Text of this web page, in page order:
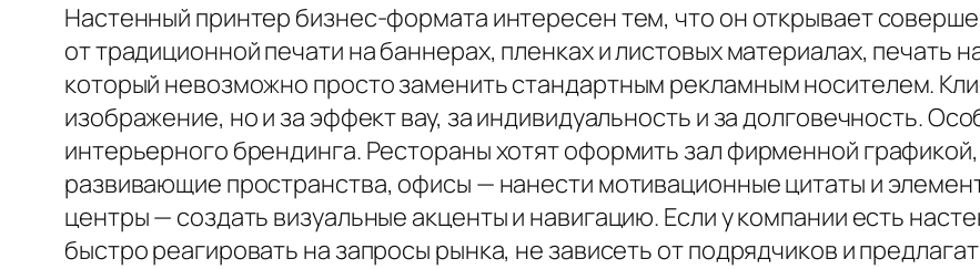
Настенный принтер бизнес-формата интересен тем, что он открывает
от традиционной печати на баннерах, пленках и листовых материалах, печать
который невозможно просто заменить стандартным рекламным носителем.
изображение, но и за эффект вау, за индивидуальность и за долговечность.
интерьерного брендинга. Рестораны хотят оформить зал фирменной
развивающие пространства, офисы — нанести мотивационные цитаты и
центры — создать визуальные акценты и навигацию. Если у компании есть
быстро реагировать на запросы рынка, не зависеть от подрядчиков и